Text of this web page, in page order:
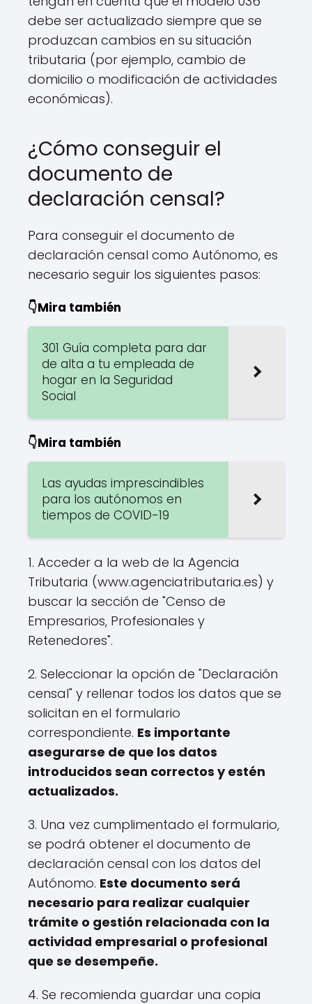
debe ser actualizado siempre que se
produzcan cambios en su situación
tributaria (por ejemplo, cambio de
domicilio o modificación de actividades
económicas).
¿Cómo conseguir el
documento de
declaración censal?
Para conseguir el documento de
declaración censal como Autónomo, es
necesario seguir los siguientes pasos:
👇Mira también
301 Guía completa para dar
de alta a tu empleada de
hogar en la Seguridad
Social
👇Mira también
Las ayudas imprescindibles
para los autónomos en
tiempos de COVID-19
1. Acceder a la web de la Agencia
Tributaria (www.agenciatributaria.es) y
buscar la sección de "Censo de
Empresarios, Profesionales y
Retenedores".
2. Seleccionar la opción de "Declaración
censal" y rellenar todos los datos que se
solicitan en el formulario
correspondiente. Es importante
asegurarse de que los datos
introducidos sean correctos y estén
actualizados.
3. Una vez cumplimentado el formulario,
se podrá obtener el documento de
declaración censal con los datos del
Autónomo. Este documento será
necesario para realizar cualquier
trámite o gestión relacionada con la
actividad empresarial o profesional
que se desempeñe.
4. Se recomienda guardar una copia